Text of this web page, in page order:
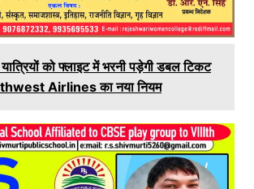
यात्रियों को फ्लाइट में भरनी पड़ेगी डबल टिकट
Airlines का नया नियम